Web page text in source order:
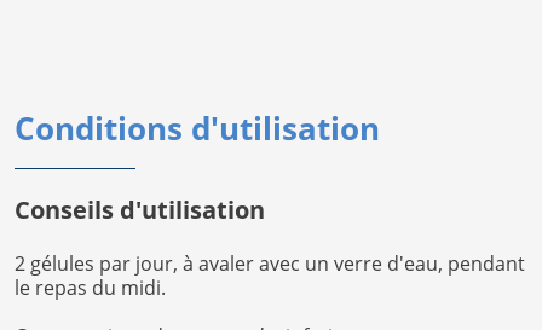
Conditions d'utilisation
Conseils d'utilisation
2 gélules par jour, à avaler avec un verre d'eau, pendant
le repas du midi.